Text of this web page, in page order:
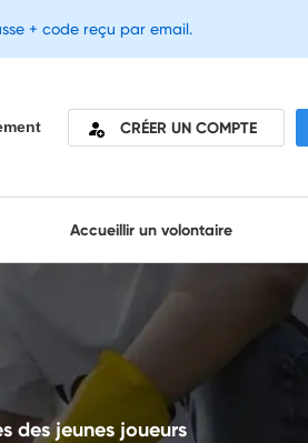
CRÉER UN COMPTE
Accueillir un volontaire
des jeunes joueurs
+ code reçu par email.